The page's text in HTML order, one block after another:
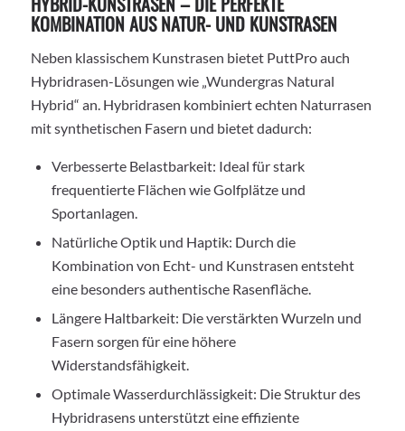
KOMBINATION AUS NATUR- UND KUNSTRASEN
Neben klassischem Kunstrasen bietet PuttPro auch
Hybridrasen-Lösungen wie „Wundergras Natural
Hybrid“ an. Hybridrasen kombiniert echten Naturrasen
mit synthetischen Fasern und bietet dadurch:
Verbesserte Belastbarkeit: Ideal für stark
frequentierte Flächen wie Golfplätze und
Sportanlagen.
Natürliche Optik und Haptik: Durch die
Kombination von Echt- und Kunstrasen entsteht
eine besonders authentische Rasenfläche.
Längere Haltbarkeit: Die verstärkten Wurzeln und
Fasern sorgen für eine höhere
Widerstandsfähigkeit.
Optimale Wasserdurchlässigkeit: Die Struktur des
Hybridrasens unterstützt eine effiziente